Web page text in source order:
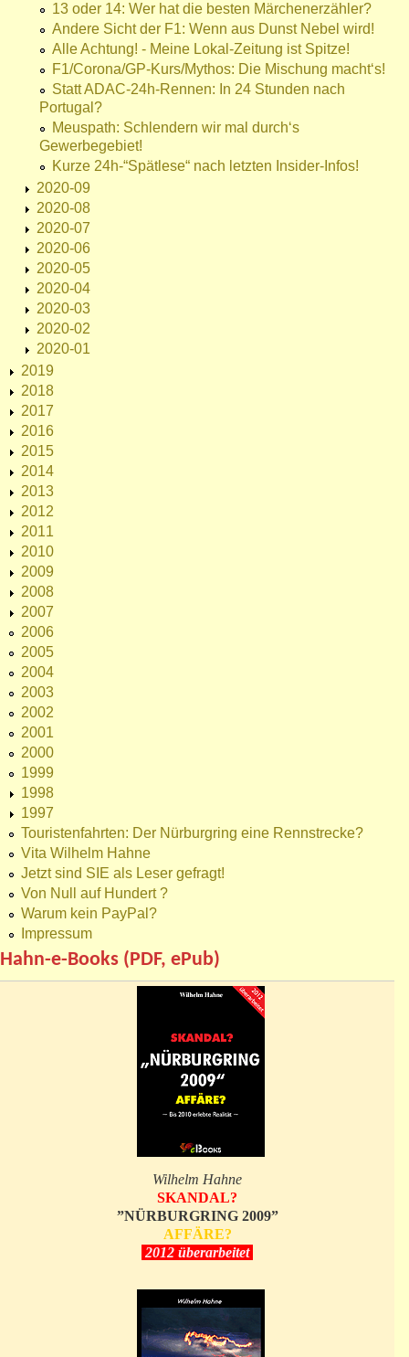
13 oder 14: Wer hat die besten Märchenerzähler?
Andere Sicht der F1: Wenn aus Dunst Nebel wird!
Alle Achtung! - Meine Lokal-Zeitung ist Spitze!
F1/Corona/GP-Kurs/Mythos: Die Mischung macht‘s!
Statt ADAC-24h-Rennen: In 24 Stunden nach
Portugal?
Meuspath: Schlendern wir mal durch‘s
Gewerbegebiet!
Kurze 24h-“Spätlese“ nach letzten Insider-Infos!
2020-09
2020-08
2020-07
2020-06
2020-05
2020-04
2020-03
2020-02
2020-01
2019
2018
2017
2016
2015
2014
2013
2012
2011
2010
2009
2008
2007
2006
2005
2004
2003
2002
2001
2000
1999
1998
1997
Touristenfahrten: Der Nürburgring eine Rennstrecke?
Vita Wilhelm Hahne
Jetzt sind SIE als Leser gefragt!
Von Null auf Hundert ?
Warum kein PayPal?
Impressum
Hahn-e-Books (PDF, ePub)
Wilhelm Hahne
SKANDAL?
”NÜRBURGRING 2009”
AFFÄRE?
2012 überarbeitet